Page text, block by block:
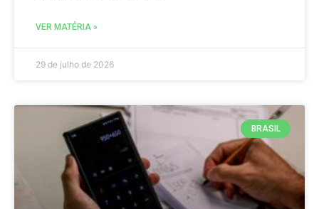
VER MATÉRIA »
29 de julho de 2026
BRASIL